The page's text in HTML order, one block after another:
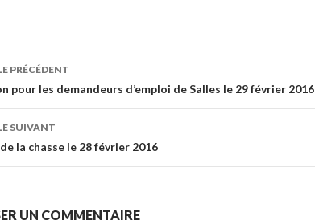
de l’article
PRÉCÉDENT
pour les demandeurs d’emploi de Salles le 29 février 2016
SUIVANT
la chasse le 28 février 2016
UN COMMENTAIRE